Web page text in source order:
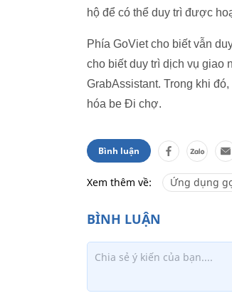
hộ để có thể duy trì được
Phía GoViet cho biết vẫn
cho biết duy trì dịch vụ giao
GrabAssistant. Trong khi
hóa be Đi chợ.
Bình luận
Xem thêm về: Ứng dụng